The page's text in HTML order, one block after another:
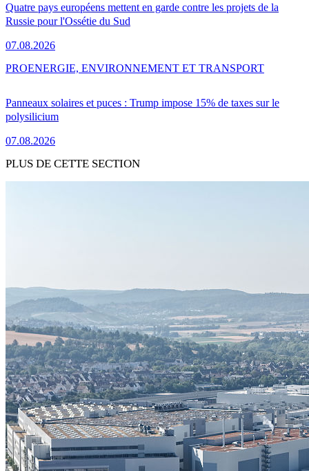
Quatre pays européens mettent en garde contre les projets de la
Russie pour l'Ossétie du Sud
07.08.2026
Panneaux solaires et puces : Trump impose 15% de taxes sur le
polysilicium
07.08.2026
PROENERGIE, ENVIRONNEMENT ET TRANSPORT
PLUS DE CETTE SECTION